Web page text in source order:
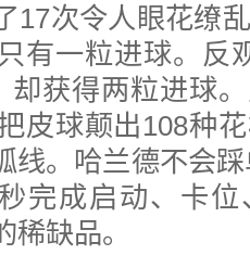
17次令人眼花缭
有一粒进球。反
却获得两粒进球
皮球颠出108种
线。哈兰德不会
秒完成启动、卡
缺品。